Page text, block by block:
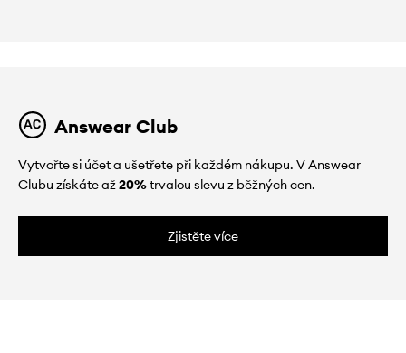
Answear Club
Vytvořte si účet a ušetřete při každém nákupu. V Answear
Clubu získáte až20%trvalou slevu z běžných cen.
Zjistěte více